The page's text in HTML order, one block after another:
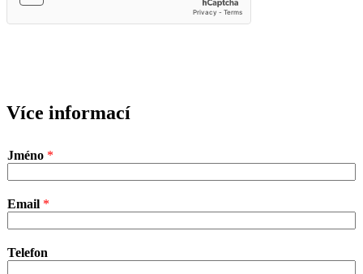
Více informací
Jméno *
Email *
Telefon